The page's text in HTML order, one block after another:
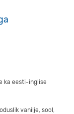
ka eesti-inglise
vanilje, sool,